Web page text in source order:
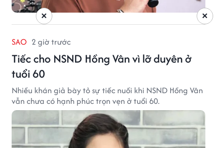
SAO 2 giờ trước
Tiếc cho NSND Hồng Vân vì lỡ duyên ở
tuổi 60
Nhiều khán giả bày tỏ sự tiếc nuối khi NSND Hồng Vân
vẫn chưa có hạnh phúc trọn vẹn ở tuổi 60.
×
×